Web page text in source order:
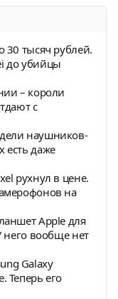
30 тысяч рублей.
до убийцы
– короли
с
наушников-
есть даже
рухнул в цене.
на
Apple для
него вообще нет
Galaxy
Теперь его